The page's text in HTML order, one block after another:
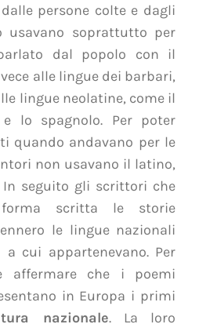
persone colte e dagli
usavano soprattutto per
dal popolo con il
alle lingue dei barbari,
lingue neolatine, come il
e lo spagnolo. Per poter
quando andavano per le
non usavano il latino,
seguito gli scrittori che
scritta le storie
le lingue nazionali
a cui appartenevano. Per
affermare che i poemi
in Europa i primi
nazionale. La loro